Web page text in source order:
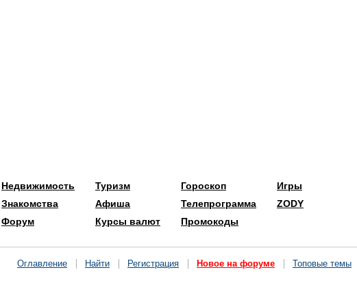
Недвижимость
Знакомства
Форум
Туризм
Афиша
Курсы валют
Гороскоп
Телепрограмма
Промокоды
Игры
ZODY
Оглавление Найти Регистрация Новое на форуме Топовые темы